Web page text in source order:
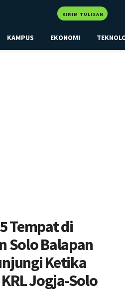
KIRIM TULISAN
KAMPUS EKONOMI
Tempat di
Solo Balapan
Ketika
Jogja-Solo